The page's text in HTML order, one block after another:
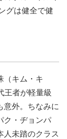
グは健全で健
（キム・キ
王者が軽量級
意外。ちなみに
ク・ヂョンパ
人未踏のクラス